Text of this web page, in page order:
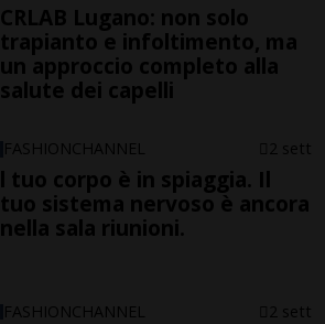
CRLAB Lugano: non solo
trapianto e infoltimento, ma
un approccio completo alla
salute dei capelli
FASHIONCHANNEL 2 sett
l tuo corpo è in spiaggia. Il
tuo sistema nervoso è ancora
nella sala riunioni.
FASHIONCHANNEL 2 sett